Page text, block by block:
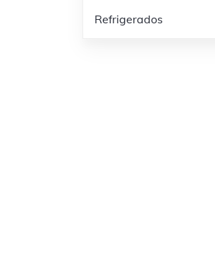
Refrigerados